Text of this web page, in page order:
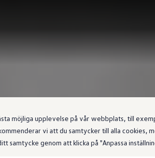
möjliga upplevelse på vår webbplats, till
vi att du samtycker till alla cookies,
samtycke genom att klicka på "Anpassa